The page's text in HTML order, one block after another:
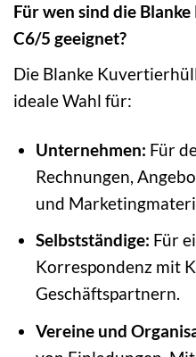
Für wen sind die
C6/5 geeignet?
Die Blanke
ideale Wahl für:
Unternehmen: Für
Rechnungen,
und
Selbstständige: Für
Korrespondenz mit
Geschäftspartnern.
Vereine und